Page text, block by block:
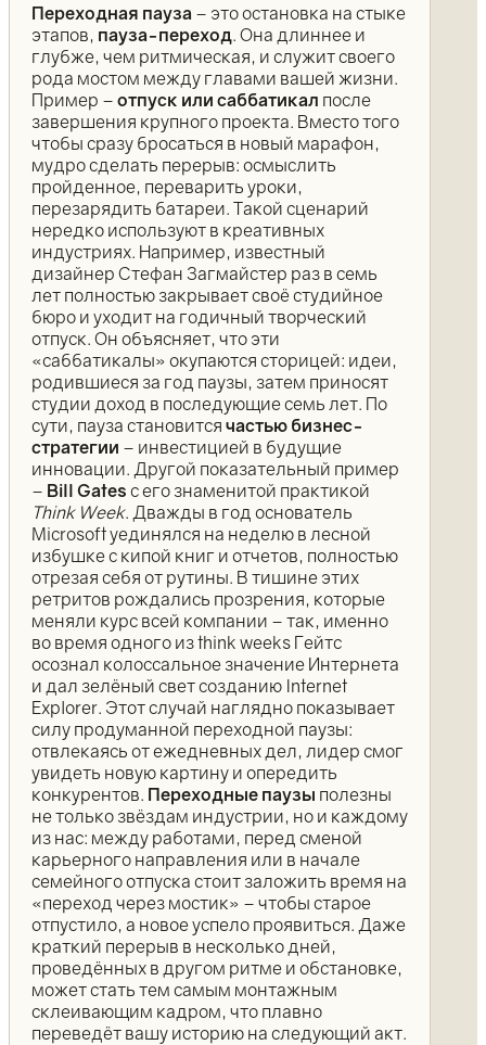
Переходная пауза – это остановка на стыке
этапов, пауза-переход. Она длиннее и
глубже, чем ритмическая, и служит своего
рода мостом между главами вашей жизни.
Пример – отпуск или саббатикал после
завершения крупного проекта. Вместо того
чтобы сразу бросаться в новый марафон,
мудро сделать перерыв: осмыслить
пройденное, переварить уроки,
перезарядить батареи. Такой сценарий
нередко используют в креативных
индустриях. Например, известный
дизайнер Стефан Загмайстер раз в семь
лет полностью закрывает своё студийное
бюро и уходит на годичный творческий
отпуск. Он объясняет, что эти
«саббатикалы» окупаются сторицей: идеи,
родившиеся за год паузы, затем приносят
студии доход в последующие семь лет. По
сути, пауза становится частью бизнес-
стратегии – инвестицией в будущие
инновации. Другой показательный пример
– Bill Gates с его знаменитой практикой
Think Week. Дважды в год основатель
Microsoft уединялся на неделю в лесной
избушке с кипой книг и отчетов, полностью
отрезая себя от рутины. В тишине этих
ретритов рождались прозрения, которые
меняли курс всей компании – так, именно
во время одного из think weeks Гейтс
осознал колоссальное значение Интернета
и дал зелёный свет созданию Internet
Explorer. Этот случай наглядно показывает
силу продуманной переходной паузы:
отвлекаясь от ежедневных дел, лидер смог
увидеть новую картину и опередить
конкурентов. Переходные паузы полезны
не только звёздам индустрии, но и каждому
из нас: между работами, перед сменой
карьерного направления или в начале
семейного отпуска стоит заложить время на
«переход через мостик» – чтобы старое
отпустило, а новое успело проявиться. Даже
краткий перерыв в несколько дней,
проведённых в другом ритме и обстановке,
может стать тем самым монтажным
склеивающим кадром, что плавно
переведёт вашу историю на следующий акт.